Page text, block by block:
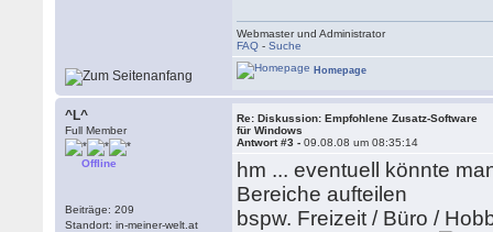
Webmaster und Administrator
FAQ -Suche
Homepage
^L^
Full Member
Offline
Beiträge: 209
Standort: in-meiner-welt.at
Re: Diskussion: Empfohlene Zusatz-Software
für Windows
Antwort #3 -09.08.08 um 08:35:14
hm ... eventuell könnte
Bereiche aufteilen
bspw. Freizeit / Büro /